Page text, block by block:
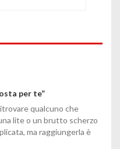
per te”
qualcuno che
lite o un brutto scherzo
ma raggiungerla è